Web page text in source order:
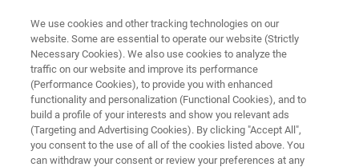
ATOMIC FORCE MICROSCOPE
MultiMode 8-HR
세계에서 가장 확장성이 있는 고해상도 AFM
We use cookies and other tracking technologies on our
website. Some are essential to operate our website (Strictly
Necessary Cookies). We also use cookies to analyze the
traffic on our website and improve its performance
(Performance Cookies), to provide you with enhanced
functionality and personalization (Functional Cookies), and to
build a profile of your interests and show you relevant ads
(Targeting and Advertising Cookies). By clicking "Accept All",
you consent to the use of all of the cookies listed above. You
can withdraw your consent or review your preferences at any